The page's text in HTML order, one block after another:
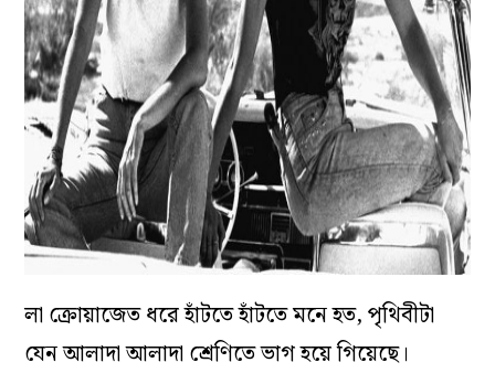
লা ক্রোয়াজেত ধরে হাঁটতে হাঁটতে মনে হত, পৃথিবীটা
যেন আলাদা আলাদা শ্রেণিতে ভাগ হয়ে গিয়েছে।